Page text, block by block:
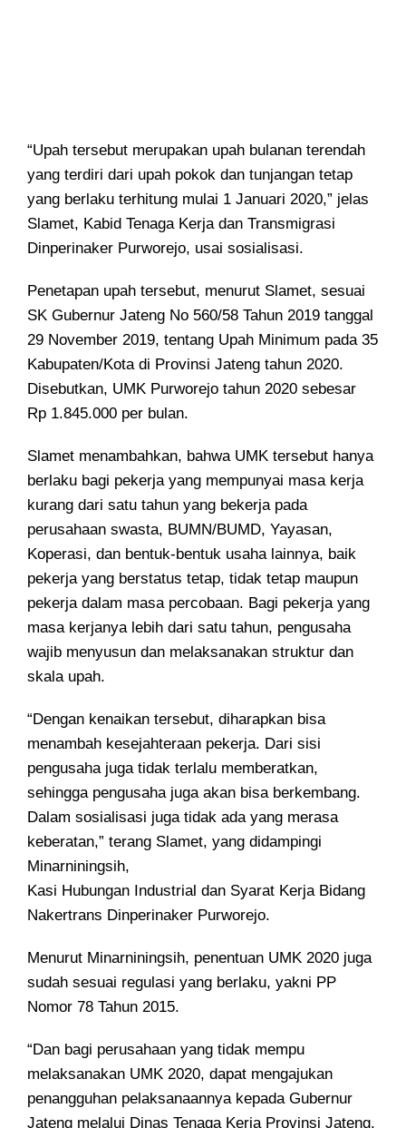
“Upah tersebut merupakan upah bulanan terendah
yang terdiri dari upah pokok dan tunjangan tetap
yang berlaku terhitung mulai 1 Januari 2020,” jelas
Slamet, Kabid Tenaga Kerja dan Transmigrasi
Dinperinaker Purworejo, usai sosialisasi.
Penetapan upah tersebut, menurut Slamet, sesuai
SK Gubernur Jateng No 560/58 Tahun 2019 tanggal
29 November 2019, tentang Upah Minimum pada 35
Kabupaten/Kota di Provinsi Jateng tahun 2020.
Disebutkan, UMK Purworejo tahun 2020 sebesar
Rp 1.845.000 per bulan.
Slamet menambahkan, bahwa UMK tersebut hanya
berlaku bagi pekerja yang mempunyai masa kerja
kurang dari satu tahun yang bekerja pada
perusahaan swasta, BUMN/BUMD, Yayasan,
Koperasi, dan bentuk-bentuk usaha lainnya, baik
pekerja yang berstatus tetap, tidak tetap maupun
pekerja dalam masa percobaan. Bagi pekerja yang
masa kerjanya lebih dari satu tahun, pengusaha
wajib menyusun dan melaksanakan struktur dan
skala upah.
“Dengan kenaikan tersebut, diharapkan bisa
menambah kesejahteraan pekerja. Dari sisi
pengusaha juga tidak terlalu memberatkan,
sehingga pengusaha juga akan bisa berkembang.
Dalam sosialisasi juga tidak ada yang merasa
keberatan,” terang Slamet, yang didampingi
Minarniningsih,
Kasi Hubungan Industrial dan Syarat Kerja Bidang
Nakertrans Dinperinaker Purworejo.
Menurut Minarniningsih, penentuan UMK 2020 juga
sudah sesuai regulasi yang berlaku, yakni PP
Nomor 78 Tahun 2015.
“Dan bagi perusahaan yang tidak mempu
melaksanakan UMK 2020, dapat mengajukan
penangguhan pelaksanaannya kepada Gubernur
Jateng melalui Dinas Tenaga Kerja Provinsi Jateng,